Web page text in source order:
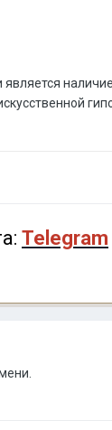
Telegram